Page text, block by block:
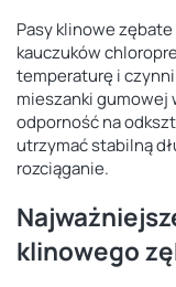
Pasy klinowe
kauczuków
temperaturę i
mieszanki gumowej
odporność na
utrzymać stabilną
rozciąganie.
klinowego